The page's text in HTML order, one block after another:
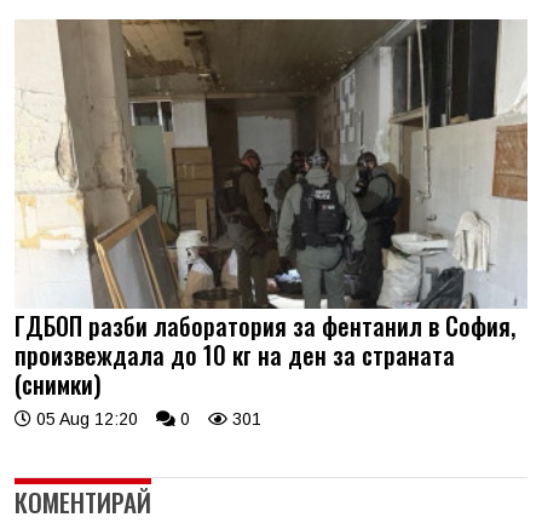
ГДБОП разби лаборатория за фентанил в София,
произвеждала до 10 кг на ден за страната
(снимки)
05 Aug 12:20 0 301
КОМЕНТИРАЙ